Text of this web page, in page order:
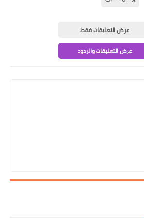
عرض التعليقات فقط
عرض التعليقات والردود